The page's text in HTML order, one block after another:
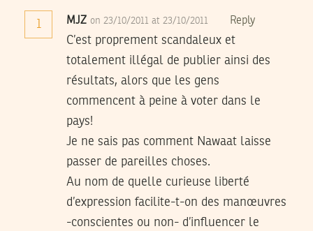
1 MJZ on 23/10/2011 at 23/10/2011 Reply
C’est proprement scandaleux et
totalement illégal de publier ainsi des
résultats, alors que les gens
commencent à peine à voter dans le
pays!
Je ne sais pas comment Nawaat laisse
passer de pareilles choses.
Au nom de quelle curieuse liberté
d’expression facilite-t-on des manœuvres
-conscientes ou non- d’influencer le